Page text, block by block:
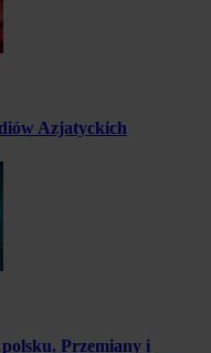
Azjatyckich
polsku. Przemiany i